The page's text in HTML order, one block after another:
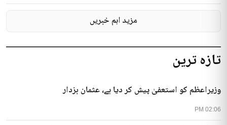
تازہ ترین
02:06 PM
وزیراعظم کو استعفیٰ پیش کر دیا ہے، عثمان بزدار
مزید اہم خبریں